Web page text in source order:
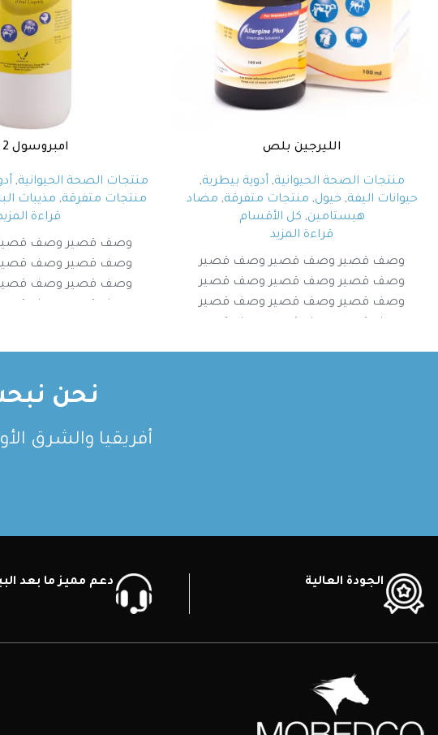
الليرجين بلص
منتجات الصحة الحيوانية, أدوية بيطرية,
حيوانات اليفة,خيول, منتجات متفرقة, مضاد
هيستامين, كل الأقسام
قراءة المزيد
وصف قصير وصف قصير وصف قصير
وصف قصير وصف قصير وصف قصير
وصف قصير وصف قصير وصف قصير
امبروسول 2 %
منتجات الصحة الحيوانية,
منتجات متفرقة, مذيبات
قراءة
وصف قصير وصف
وصف قصير وصف
وصف قصير وصف
نحن
أفريقيا والشرق
الجودة العالية دعم مميز ما بعد